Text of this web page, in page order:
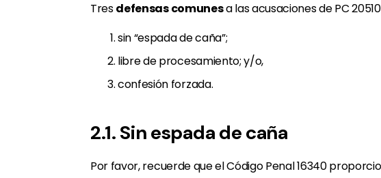
Tresdefensas comunesa las acusaciones de PC
sin “espada de caña”;
libre de procesamiento; y/o,
confesión forzada.
2.1. Sin espada de caña
Por favor, recuerde que el Código Penal 16340